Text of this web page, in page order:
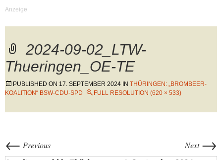
2024-09-02_LTW-
Thueringen_OE-TE
PUBLISHED ON 17. SEPTEMBER 2024 IN THÜRINGEN: „BROMBEER-
KOALITION“ BSW-CDU-SPD
FULL RESOLUTION (620 × 533)
← Previous Next →